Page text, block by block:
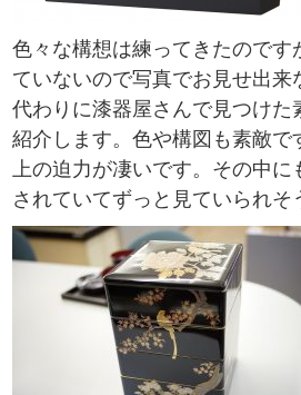
色々な構想は練ってきたのです
ていないので写真でお見せ出来
代わりに漆器屋さんで見つけた
紹介します。色や構図も素敵で
上の迫力が凄いです。その中に
されていてずっと見ていられそ